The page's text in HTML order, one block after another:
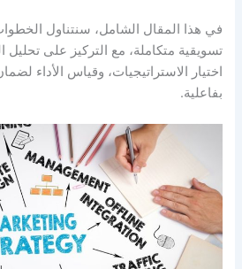
في هذا المقال الشامل، سنتناول
تسويقية متكاملة، مع التركيز على تحليل
اختيار الاستراتيجيات، وقياس الأداء
بفاعلية.